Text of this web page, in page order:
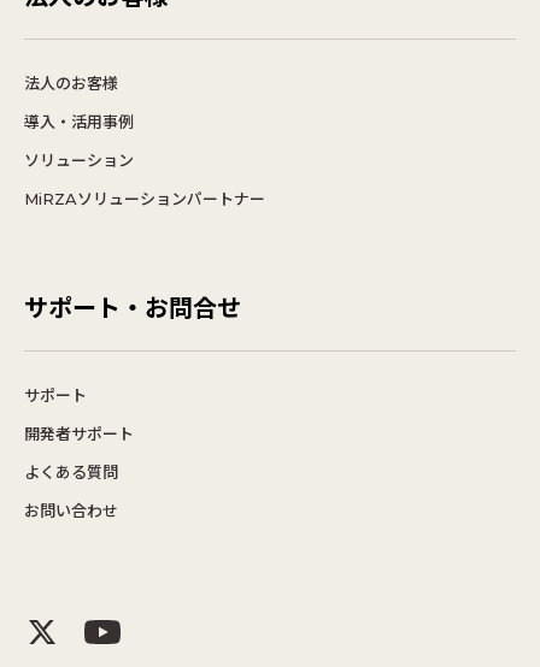
法人のお客様
導入・活用事例
ソリューション
MiRZAソリューションパートナー
サポート・お問合せ
サポート
開発者サポート
よくある質問
お問い合わせ